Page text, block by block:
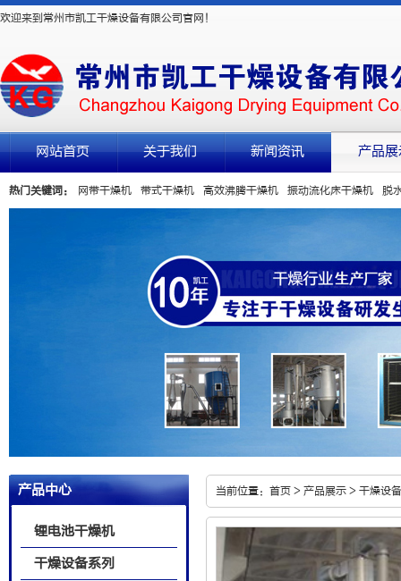
欢迎来到常州市凯工干燥设备有限公司官网！
网站首页 关于我们 新闻资讯 产品展
热门关键词： 网带干燥机 带式干燥机 高效沸腾干燥机 振动流化床干燥机 脱
产品中心
锂电池干燥机
干燥设备系列
当前位置： 首页 > 产品展示 > 干燥设